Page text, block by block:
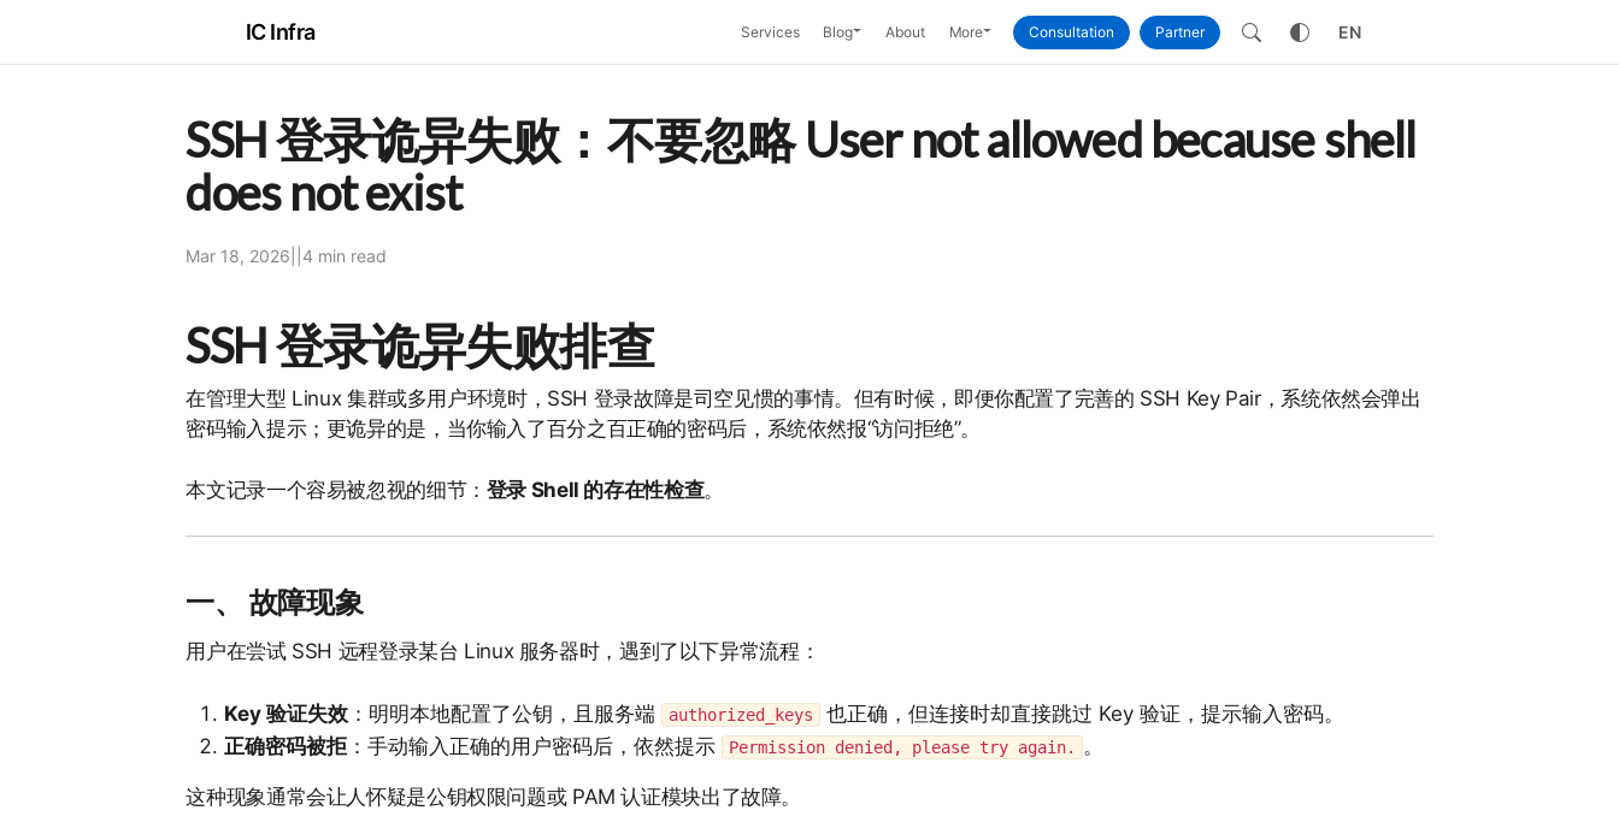
IC Infra Services BlogToggle Dropdown
About MoreToggle Dropdown
Consultation Partner EN
SSH 登录诡异失败：不要忽略 User not allowed because shell
does not exist
Mar 18, 2026 4 min read
SSH 登录诡异失败排查
在管理大型 Linux 集群或多用户环境时，SSH 登录故障是司空见惯的事情。但有时候，即便你配置了完善的 SSH Key Pair，系统依然会弹出
密码输入提示；更诡异的是，当你输入了百分之百正确的密码后，系统依然报“访问拒绝”。
本文记录一个容易被忽视的细节： 登录 Shell 的存在性检查。
一、 故障现象
用户在尝试 SSH 远程登录某台 Linux 服务器时，遇到了以下异常流程：
Key 验证失效 ：明明本地配置了公钥，且服务端 authorized_keys
也正确，但连接时却直接跳过 Key 验证，提示输入密码。
正确密码被拒 ：手动输入正确的用户密码后，依然提示 Permission denied, please try again. 。
这种现象通常会让人怀疑是公钥权限问题或 PAM 认证模块出了故障。